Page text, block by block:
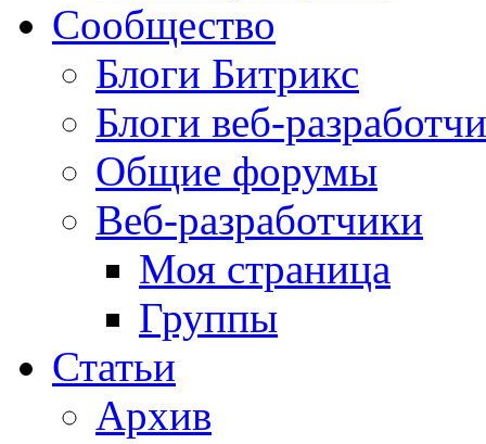
Сообщество
Блоги Битрикс
Блоги веб-
Общие форумы
Веб-разработчики
Моя страница
Группы
Статьи
Архив